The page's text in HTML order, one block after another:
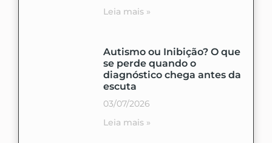
Leia mais »
Autismo ou Inibição? O que
se perde quando o
diagnóstico chega antes da
escuta
03/07/2026
Leia mais »